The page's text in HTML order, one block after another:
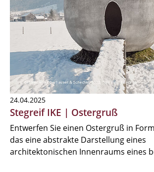
24.04.2025
Stegreif IKE | Ostergruß
Entwerfen Sie einen Ostergruß in
das eine abstrakte Darstellung eines
architektonischen Innenraums eines